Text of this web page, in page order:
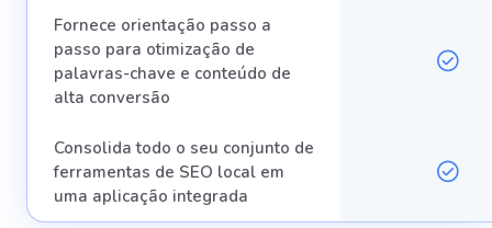
Fornece orientação passo a
passo para otimização de
palavras-chave e conteúdo de
alta conversão
Consolida todo o seu conjunto de
ferramentas de SEO local em
uma aplicação integrada